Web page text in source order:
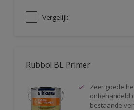
Vergelijk
Rubbol BL Primer
Zeer goede
onbehandeld
bestaande